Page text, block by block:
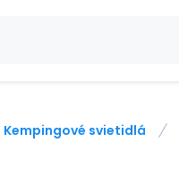
Kempingové svietidlá